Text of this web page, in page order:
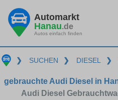
Automarkt
Hanau.de
Autos einfach finden
❯ SUCHEN ❯ DIESEL ❯
gebrauchte Audi Diesel in
Audi Diesel